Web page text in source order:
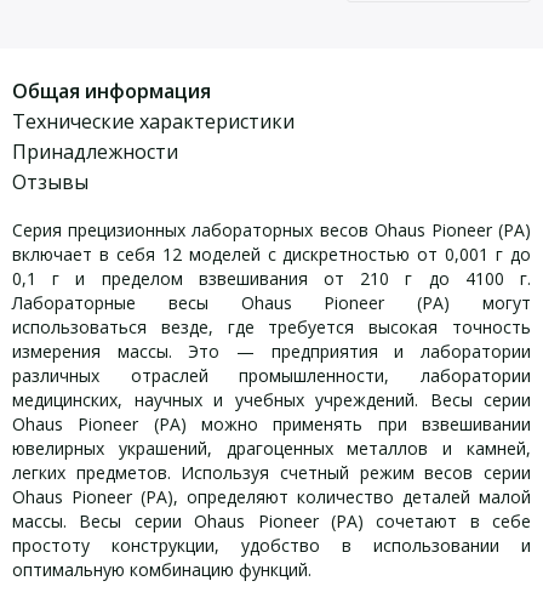
Общая информация
Технические характеристики
Принадлежности
Отзывы
Серия прецизионных лабораторных весов Ohaus Pioneer (PA)
включает в себя 12 моделей с дискретностью от 0,001 г до
0,1 г и пределом взвешивания от 210 г до 4100 г.
Лабораторные весы Ohaus Pioneer (PA) могут
использоваться везде, где требуется высокая точность
измерения массы. Это — предприятия и лаборатории
различных отраслей промышленности, лаборатории
медицинских, научных и учебных учреждений. Весы серии
Ohaus Pioneer (PA) можно применять при взвешивании
ювелирных украшений, драгоценных металлов и камней,
легких предметов. Используя счетный режим весов серии
Ohaus Pioneer (PA), определяют количество деталей малой
массы. Весы серии Ohaus Pioneer (PA) сочетают в себе
простоту конструкции, удобство в использовании и
оптимальную комбинацию функций.